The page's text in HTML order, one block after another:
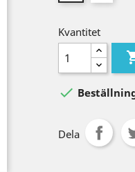
Kvantitet

Dela